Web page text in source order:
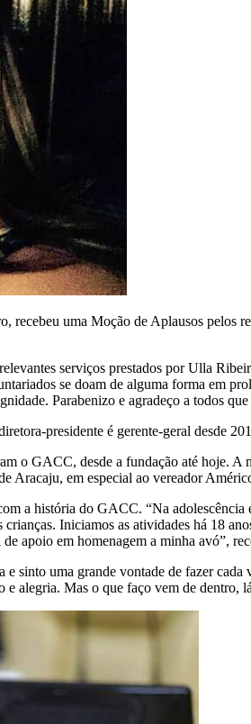
uma Moção de Aplausos pelos
serviços prestados por Ulla
se doam de alguma forma em
Parabenizo e agradeço a todos
presidente é gerente-geral desde
o GACC, desde a fundação até hoje.
Aracaju, em especial ao vereador
a história do GACC. “Na
Iniciamos as atividades há 18
apoio em homenagem a minha avó”,
sinto uma grande vontade de fazer
alegria. Mas o que faço vem de dentro,